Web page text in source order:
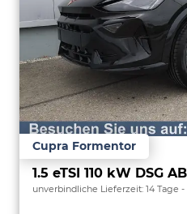
Cupra Formentor
1.5 eTSI 110 kW DSG
unverbindliche Lieferzeit: 14 Tage